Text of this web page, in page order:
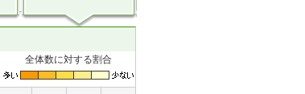
全体数に対する割合